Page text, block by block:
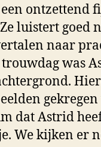
ontzettend
luistert goed
naar
trouwdag was
dat Astrid
We kijken er